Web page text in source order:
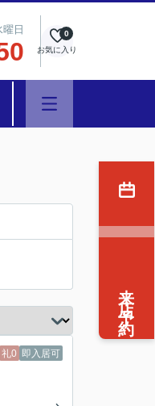
日
お気に入り
0
礼0 即入居可
来店予約